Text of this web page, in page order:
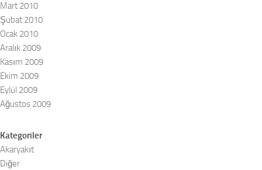
Mart 2010
Şubat 2010
Ocak 2010
Aralık 2009
Kasım 2009
Ekim 2009
Eylül 2009
Ağustos 2009
Kategoriler
Akaryakıt
Diğer